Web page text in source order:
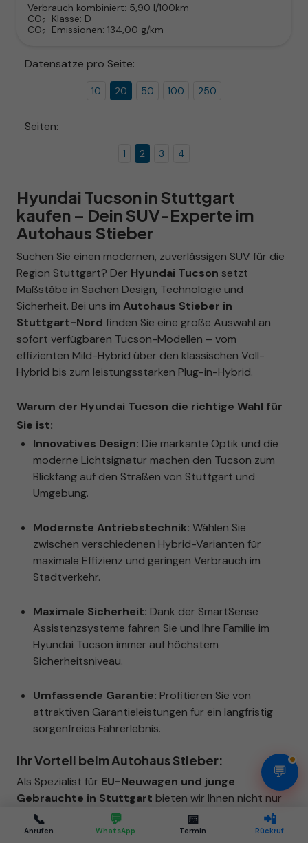
Verbrauch kombiniert: 5,90 l/100km
CO2-Klasse: D
CO2-Emissionen: 134,00 g/km
Datensätze pro Seite:
10 20 50 100 250
Seiten:
1 2 3 4
Hyundai Tucson in Stuttgart
kaufen – Dein SUV-Experte im
Autohaus Stieber
Suchen Sie einen modernen, zuverlässigen SUV für die
Region Stuttgart? Der Hyundai Tucson setzt
Maßstäbe in Sachen Design, Technologie und
Sicherheit. Bei uns im Autohaus Stieber in
Stuttgart-Nord finden Sie eine große Auswahl an
sofort verfügbaren Tucson-Modellen – vom
effizienten Mild-Hybrid über den klassischen Voll-
Hybrid bis zum leistungsstarken Plug-in-Hybrid.
Warum der Hyundai Tucson die richtige Wahl für
Sie ist:
Innovatives Design: Die markante Optik und die
moderne Lichtsignatur machen den Tucson zum
Blickfang auf den Straßen von Stuttgart und
Umgebung.
Modernste Antriebstechnik: Wählen Sie
zwischen verschiedenen Hybrid-Varianten für
maximale Effizienz und geringen Verbrauch im
Stadtverkehr.
Maximale Sicherheit: Dank der SmartSense
Assistenzsysteme fahren Sie und Ihre Familie im
Hyundai Tucson immer auf höchstem
Sicherheitsniveau.
Umfassende Garantie: Profitieren Sie von
attraktiven Garantieleistungen für ein langfristig
sorgenfreies Fahrerlebnis.
Ihr Vorteil beim Autohaus Stieber:
Als Spezialist für EU-Neuwagen und junge
Gebrauchte in Stuttgart bieten wir Ihnen nicht nur
attraktive Konditionen für den
Kauf Ihres Hyundai
Tucson
, sondern auch maßgeschneiderte
📞
Anrufen
💬
WhatsApp
📅
Termin
📲
Rückruf
💬